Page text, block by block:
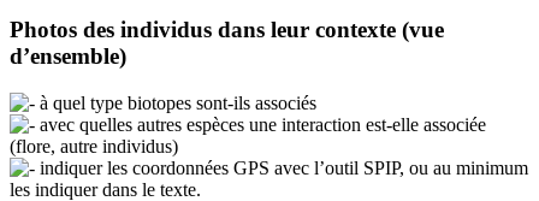
Photos des individus dans leur contexte (vue
d’ensemble)
à quel type biotopes sont-ils associés
avec quelles autres espèces une interaction est-elle associée
(flore, autre individus)
indiquer les coordonnées GPS avec l’outil SPIP, ou au minimum
les indiquer dans le texte.